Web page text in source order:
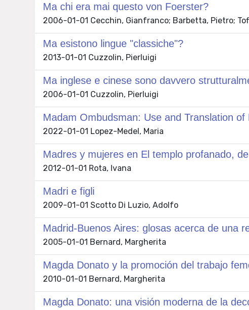
Ma chi era mai questo von Foerster?
2006-01-01 Cecchin, Gianfranco; Barbetta, Pietro;
Ma esistono lingue "classiche"?
2013-01-01 Cuzzolin, Pierluigi
Ma inglese e cinese sono davvero
2006-01-01 Cuzzolin, Pierluigi
Madam Ombudsman: Use and Translation
2022-01-01 Lopez-Medel, Maria
Madres y mujeres en El templo profanado,
2012-01-01 Rota, Ivana
Madri e figli
2009-01-01 Scotto Di Luzio, Adolfo
Madrid-Buenos Aires: glosas acerca de una
2005-01-01 Bernard, Margherita
Magda Donato y la promoción del trabajo
2010-01-01 Bernard, Margherita
Magda Donato: una visión moderna de la